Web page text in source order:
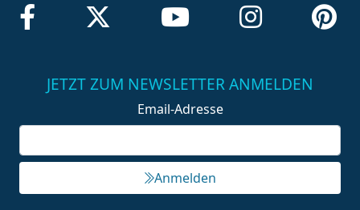
JETZT ZUM NEWSLETTER ANMELDEN
Email-Adresse
Anmelden